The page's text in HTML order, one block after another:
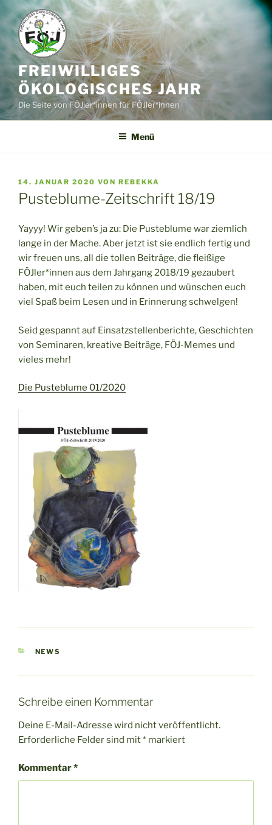
Inhalt
springen
FREIWILLIGES
ÖKOLOGISCHES JAHR
Die Seite von FÖJler*innen für FÖJler*innen
Menü
VERÖFFENTLICHT
AM
14. JANUAR 2020 VON REBEKKA
Pusteblume-Zeitschrift 18/19
Yayyy! Wir geben’s ja zu: Die Pusteblume war ziemlich
lange in der Mache. Aber jetzt ist sie endlich fertig und
wir freuen uns, all die tollen Beiträge, die fleißige
FÖJler*innen aus dem Jahrgang 2018/19 gezaubert
haben, mit euch teilen zu können und wünschen euch
viel Spaß beim Lesen und in Erinnerung schwelgen!
Seid gespannt auf Einsatzstellenberichte, Geschichten
von Seminaren, kreative Beiträge, FÖJ-Memes und
vieles mehr!
Die Pusteblume 01/2020
KATEGORIEN
NEWS
Schreibe einen Kommentar
Deine E-Mail-Adresse wird nicht veröffentlicht.
Erforderliche Felder sind mit* markiert
Kommentar*